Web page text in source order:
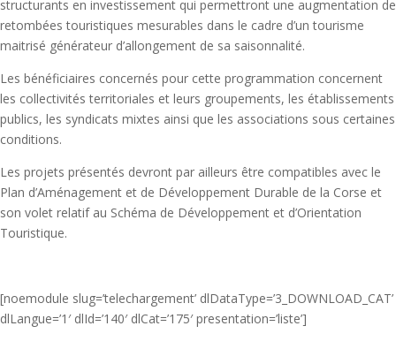
structurants en investissement qui permettront une augmentation de
retombées touristiques mesurables dans le cadre d’un tourisme
maitrisé générateur d’allongement de sa saisonnalité.
Les bénéficiaires concernés pour cette programmation concernent
les collectivités territoriales et leurs groupements, les établissements
publics, les syndicats mixtes ainsi que les associations sous certaines
conditions.
Les projets présentés devront par ailleurs être compatibles avec le
Plan d’Aménagement et de Développement Durable de la Corse et
son volet relatif au Schéma de Développement et d’Orientation
Touristique.
[noemodule slug=’telechargement’ dlDataType=’3_DOWNLOAD_CAT’
dlLangue=’1′ dlId=’140′ dlCat=’175′ presentation=’liste’]